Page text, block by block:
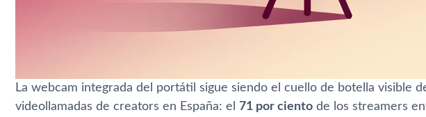
La webcam integrada del portátil sigue siendo el cuello de botella visible
videollamadas de creators en España: el 71 por ciento de los streamers